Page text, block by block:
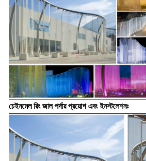
চেইনমেল রিং জাল পর্দার প্রয়োগ এবং ইনস্টলেশনঃ